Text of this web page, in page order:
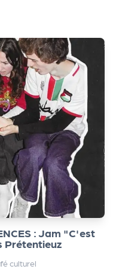
: Jam "C'est
Prétentieuz
culturel